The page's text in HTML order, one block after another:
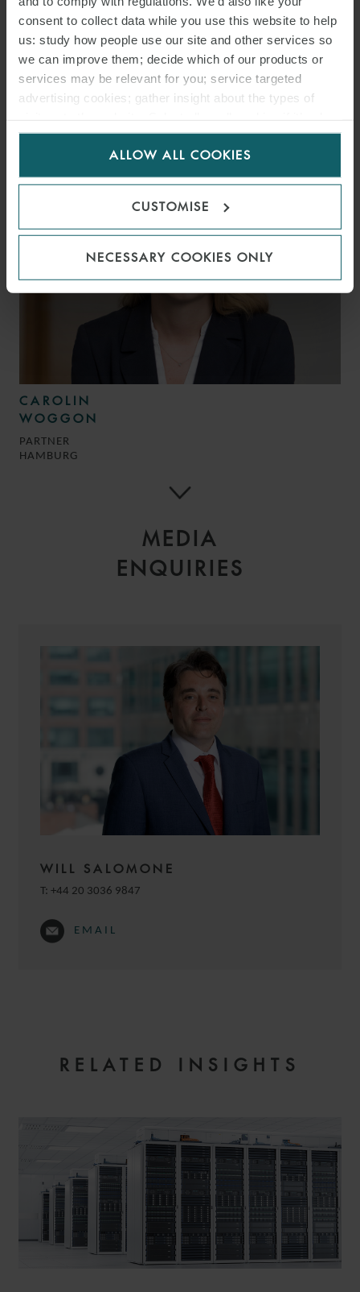
consent to collect data while you use this website to help
us: study how people use our site and other services so
we can improve them; decide which of our products or
services may be relevant for you; service targeted
advertising cookies; gather insight about the types of
for us to use cookies. Select customise to manage
ALLOW ALL COOKIES
CUSTOMISE
NECESSARY COOKIES ONLY
MEDIA
ENQUIRIES
WILL SALOMONE
T: +44 20 3036 9847
EMAIL
DR. CHRISTIAN
PARTNER
CAROLIN
WOGGON
PARTNER
HAMBURG
TATJANA
GIUTRONICH LL.M.
HAMBURG
MANAGING ASSOCIATE
HAMBURGRELATED INSIGHTS